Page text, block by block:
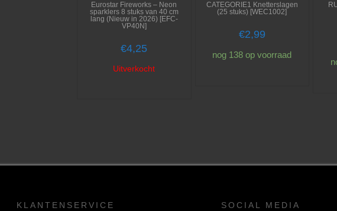
Eurostar Fireworks – Neon
sparklers 8 stuks van 40 cm
lang (Nieuw in 2026) [EFC-
VP40N]
€4,25
Uitverkocht
CATEGORIE1 Knetterslagen
(25 stuks) [WEC1002]
€2,99
nog 138 op voorraad
KLANTENSERVICE SOCIAL MEDIA